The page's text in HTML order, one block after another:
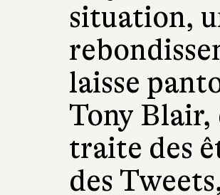
situation,
laisse
Tony Blair,
traite des
des